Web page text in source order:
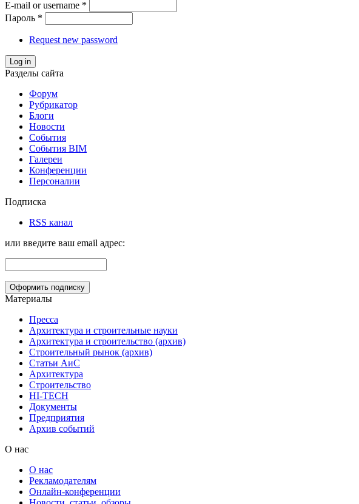
E-mail or username *
Пароль *
Request new password
Log in
Разделы сайта
Форум
Рубрикатор
Блоги
Новости
События
События BIM
Галереи
Конференции
Персоналии
Подписка
RSS канал
или введите ваш email адрес:
Материалы
Пресса
Архитектура и строительные науки
Архитектура и строительство (архив)
Строительный рынок (архив)
Статьи АиС
Архитектура
Строительство
HI-TECH
Документы
Предприятия
Архив событий
О нас
О нас
Рекламодателям
Онлайн-конференции